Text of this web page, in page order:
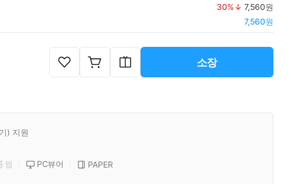
30%↓ 7,560원
7,560원
소장
) 지원
웹 PC뷰어
PAPER